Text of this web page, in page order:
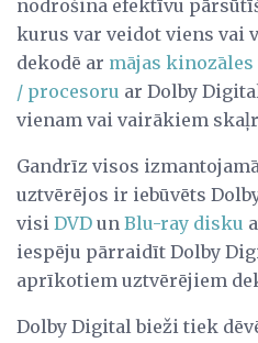
nodrošina efektīvu
kurus var veidot viens vai
dekodē ar mājas kinozāles
/ procesoru ar Dolby
vienam vai vairākiem
Gandrīz visos
uztvērējos ir iebūvēts
visi DVD un Blu-ray disku
iespēju pārraidīt Dolby
aprīkotiem uztvērējiem
Dolby Digital bieži tiek